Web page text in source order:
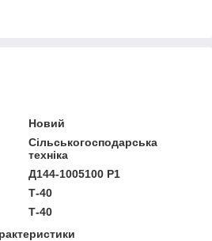
Новий
Сільськогосподарська
техніка
Д144-1005100 Р1
Т-40
Т-40